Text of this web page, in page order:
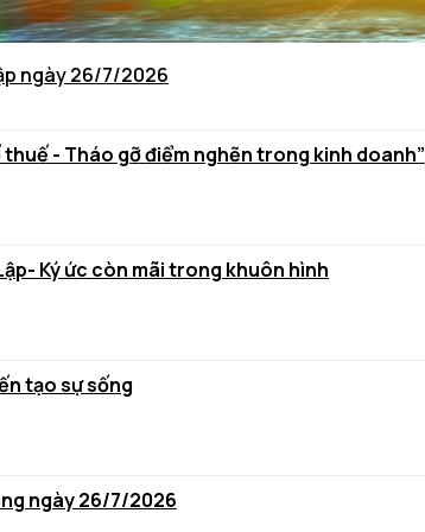
ngày 26/7/2026
thuế - Tháo gỡ điểm nghẽn trong kinh doanh”
Ký ức còn mãi trong khuôn hình
tạo sự sống
ngày 26/7/2026